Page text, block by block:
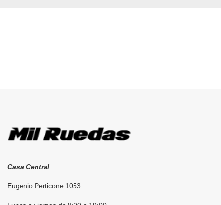
Casa Central
Eugenio Perticone 1053